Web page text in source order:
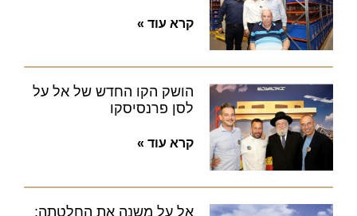
קרא עוד »
הושק הקו החדש של אל על
לסן פרנסיסקו
קרא עוד »
אל על משנה את החלטתה: